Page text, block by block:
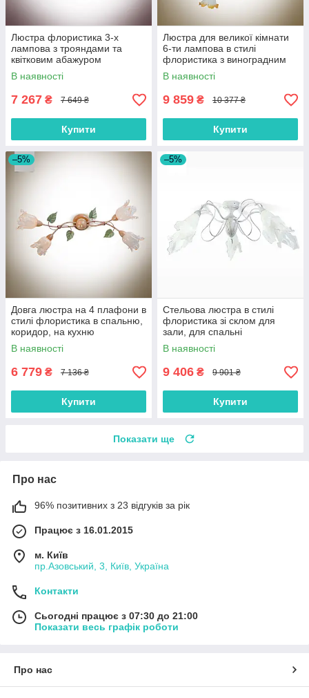
Люстра флористика 3-х
лампова з трояндами та
квітковим абажуром
В наявності
7 267 ₴ 7 649 ₴
Купити
Люстра для великої кімнати
6-ти лампова в стилі
флористика з виноградним
листям
В наявності
9 859 ₴ 10 377 ₴
Купити
–5%
Довга люстра на 4 плафони в
стилі флористика в спальню,
коридор, на кухню
В наявності
6 779 ₴ 7 136 ₴
Купити
–5%
Стельова люстра в стилі
флористика зі склом для
зали, для спальні
В наявності
9 406 ₴ 9 901 ₴
Купити
Показати ще
Про нас
96% позитивних з 23 відгуків за рік
Працює з 16.01.2015
м. Київ
пр.Азовський, 3, Київ, Україна
Контакти
Сьогодні працює з 07:30 до 21:00
Показати весь графік роботи
Про нас